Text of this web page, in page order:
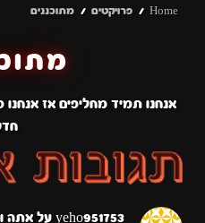
Home פרויקטים מתוכננים
אנחנו תמיד מחליפים אז אנחנו
yeho951753 על